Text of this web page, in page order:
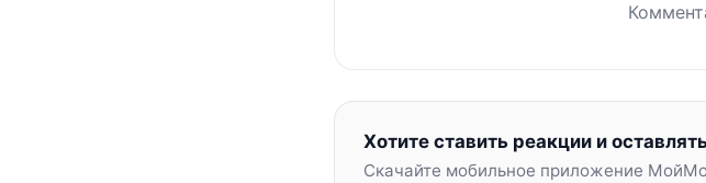
Хотите ставить реакции и
Скачайте мобильное приложение